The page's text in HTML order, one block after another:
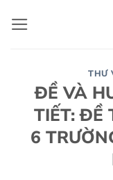
qua
THƯ
ĐỀ VÀ
TIẾT: ĐỀ
6